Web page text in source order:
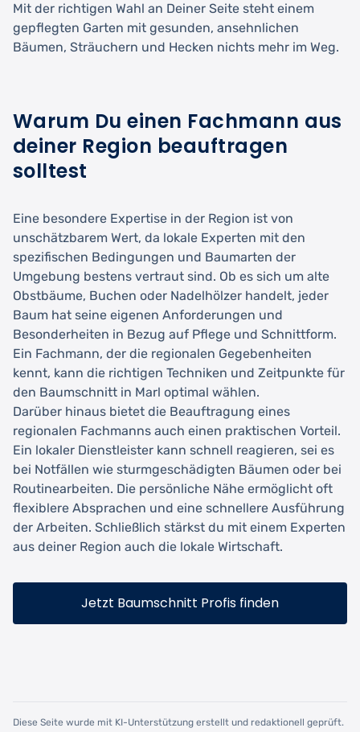
Mit der richtigen Wahl an Deiner Seite steht einem
gepflegten Garten mit gesunden, ansehnlichen
Bäumen, Sträuchern und Hecken nichts mehr im Weg.
Warum Du einen Fachmann aus
deiner Region beauftragen
solltest
Eine besondere Expertise in der Region ist von
unschätzbarem Wert, da lokale Experten mit den
spezifischen Bedingungen und Baumarten der
Umgebung bestens vertraut sind. Ob es sich um alte
Obstbäume, Buchen oder Nadelhölzer handelt, jeder
Baum hat seine eigenen Anforderungen und
Besonderheiten in Bezug auf Pflege und Schnittform.
Ein Fachmann, der die regionalen Gegebenheiten
kennt, kann die richtigen Techniken und Zeitpunkte für
den Baumschnitt in Marl optimal wählen.
Darüber hinaus bietet die Beauftragung eines
regionalen Fachmanns auch einen praktischen Vorteil.
Ein lokaler Dienstleister kann schnell reagieren, sei es
bei Notfällen wie sturmgeschädigten Bäumen oder bei
Routinearbeiten. Die persönliche Nähe ermöglicht oft
flexiblere Absprachen und eine schnellere Ausführung
der Arbeiten. Schließlich stärkst du mit einem Experten
aus deiner Region auch die lokale Wirtschaft.
Jetzt Baumschnitt Profis finden
Diese Seite wurde mit KI-Unterstützung erstellt und redaktionell geprüft.